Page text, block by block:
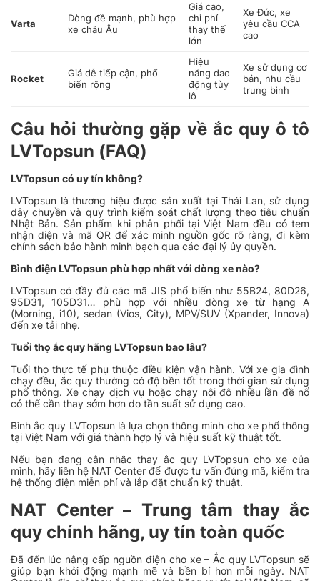
Varta
Dòng đề mạnh, phù hợp
xe châu Âu
Giá cao,
chi phí
thay thế
lớn
Xe Đức, xe
yêu cầu CCA
cao
Rocket
Giá dễ tiếp cận, phổ
biến rộng
Hiệu
năng dao
động tùy
lô
Xe sử dụng cơ
bản, nhu cầu
trung bình
Câu hỏi thường gặp về ắc quy ô tô
LVTopsun (FAQ)
LVTopsun có uy tín không?
LVTopsun là thương hiệu được sản xuất tại Thái Lan, sử dụng
dây chuyền và quy trình kiểm soát chất lượng theo tiêu chuẩn
Nhật Bản. Sản phẩm khi phân phối tại Việt Nam đều có tem
nhận diện và mã QR để xác minh nguồn gốc rõ ràng, đi kèm
chính sách bảo hành minh bạch qua các đại lý ủy quyền.
Bình điện LVTopsun phù hợp nhất với dòng xe nào?
LVTopsun có đầy đủ các mã JIS phổ biến như 55B24, 80D26,
95D31, 105D31… phù hợp với nhiều dòng xe từ hạng A
(Morning, i10), sedan (Vios, City), MPV/SUV (Xpander, Innova)
đến xe tải nhẹ.
Tuổi thọ ắc quy hãng LVTopsun bao lâu?
Tuổi thọ thực tế phụ thuộc điều kiện vận hành. Với xe gia đình
chạy đều, ắc quy thường có độ bền tốt trong thời gian sử dụng
phổ thông. Xe chạy dịch vụ hoặc chạy nội đô nhiều lần đề nổ
có thể cần thay sớm hơn do tần suất sử dụng cao.
Bình ắc quy LVTopsun là lựa chọn thông minh cho xe phổ thông
tại Việt Nam với giá thành hợp lý và hiệu suất kỹ thuật tốt.
Nếu bạn đang cân nhắc thay ắc quy LVTopsun cho xe của
mình, hãy liên hệ NAT Center để được tư vấn đúng mã, kiểm tra
hệ thống điện miễn phí và lắp đặt chuẩn kỹ thuật.
NAT Center – Trung tâm thay ắc
quy chính hãng, uy tín toàn quốc
Đã đến lúc nâng cấp nguồn điện cho xe – Ắc quy LVTopsun sẽ
giúp bạn khởi động mạnh mẽ và bền bỉ hơn mỗi ngày. NAT